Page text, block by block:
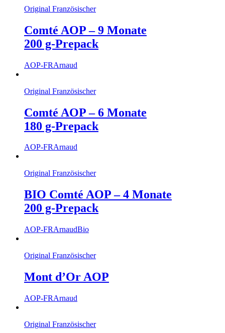
Original Französischer
Comté AOP – 9 Monate
200 g-Prepack
AOP-FRArnaud
Original Französischer
Comté AOP – 6 Monate
180 g-Prepack
AOP-FRArnaud
Original Französischer
BIO Comté AOP – 4 Monate
200 g-Prepack
AOP-FRArnaudBio
Original Französischer
Mont d’Or AOP
AOP-FRArnaud
Original Französischer